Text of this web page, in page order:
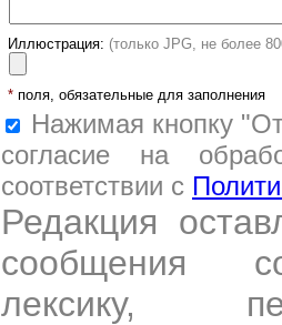
Иллюстрация: (только JPG, не более
* поля, обязательные для заполнения
Нажимая кнопку
согласие на
соответствии с
Редакция
сообщения
лексику,